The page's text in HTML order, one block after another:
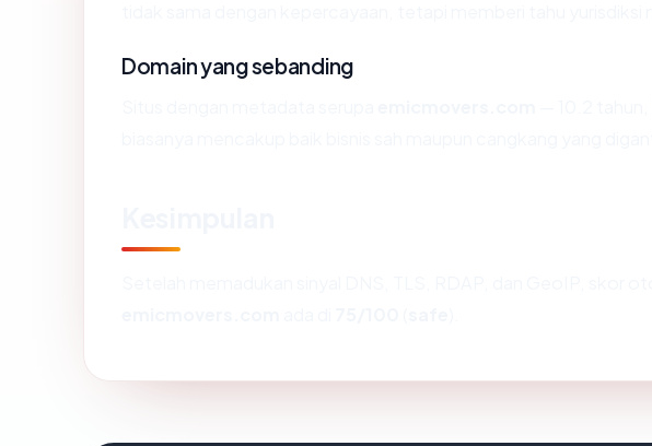
Domain yang sebanding